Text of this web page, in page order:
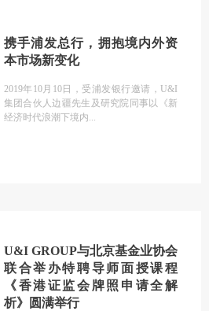
携手浦发总行，拥抱境内外资
本市场新变化
2019年10月10日，受浦发银行邀请，U&I
集团合伙人边疆先生及研究院同事以《新
经济时代浪潮下境内
U&I GROUP与北京基金业协会
联合举办特聘导师面授课程
《香港证监会牌照申请全解
析》圆满举行